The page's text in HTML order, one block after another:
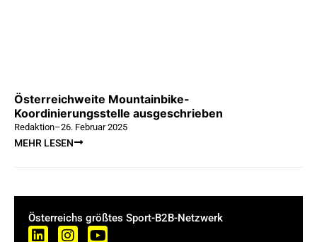
Österreichweite Mountainbike-
Koordinierungsstelle ausgeschrieben
Redaktion–26. Februar 2025
MEHR LESEN
Österreichs größtes Sport-B2B-Netzwerk